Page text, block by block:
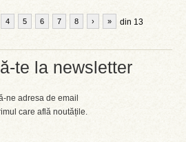
te la newsletter
ne adresa de email
care află noutățile.
4 5 6 7 8 din 13
› »